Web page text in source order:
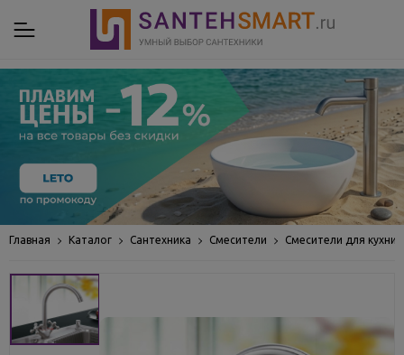
Главная Каталог Сантехника Смесители Смесители для кухни